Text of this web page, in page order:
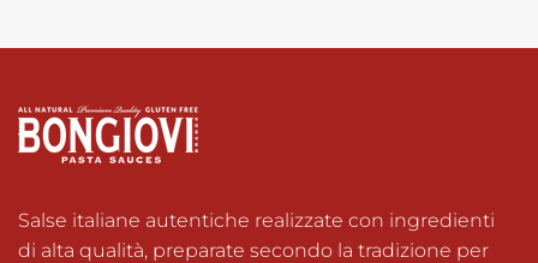
Salse italiane autentiche realizzate con ingredienti
di alta qualità, preparate secondo la tradizione per